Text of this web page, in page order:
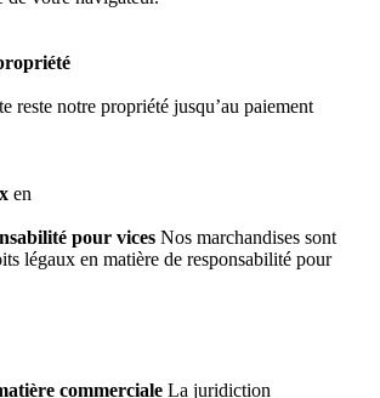
reste notre propriété jusqu’au paiement
en
pour vices Nos marchandises sont
légaux en matière de responsabilité pour
commerciale La juridiction